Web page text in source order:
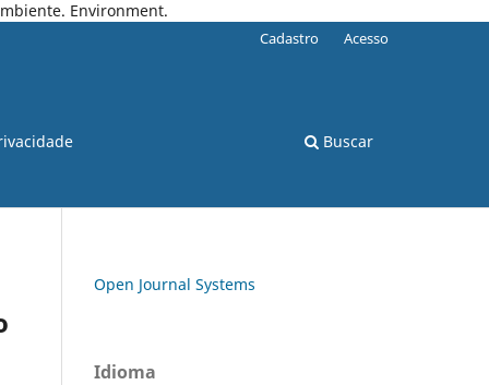
Environment.
Buscar
Cadastro Acesso
Open Journal Systems
Idioma